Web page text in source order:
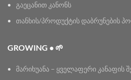
გაეცანით კანონს
თანხის/პროდუქტის დაბრუნების
GROWING • 🌱
მარიხუანა – ყველაფერი კანაფის